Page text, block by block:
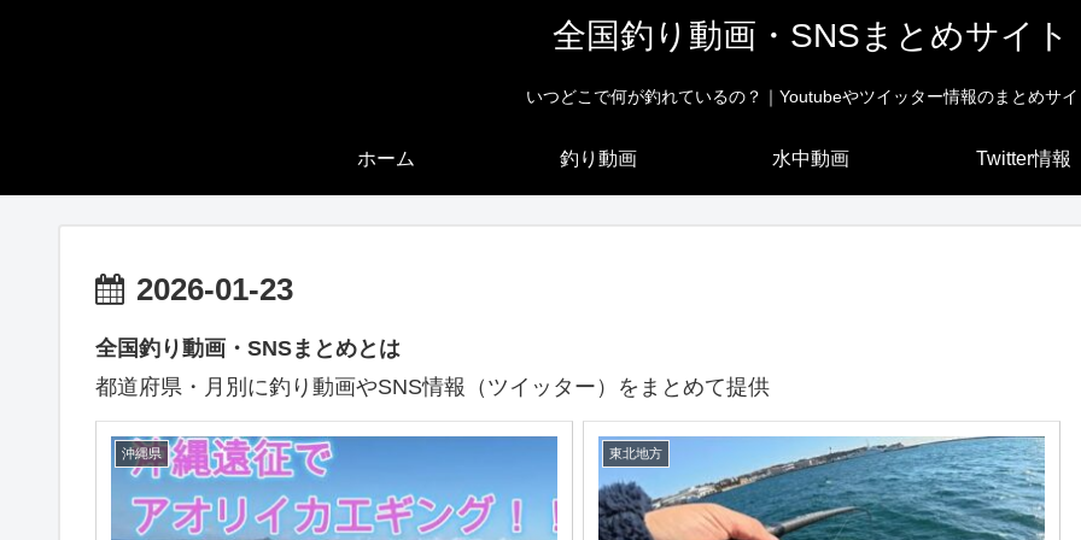
全国釣り動画・SNSまとめサイト
いつどこで何が釣れているの？｜Youtubeやツイッター情報のまとめサイ
ホーム 釣り動画 水中動画 Twitter情報
2026-01-23
全国釣り動画・SNSまとめとは
都道府県・月別に釣り動画やSNS情報（ツイッター）をまとめて提供
沖縄県 東北地方